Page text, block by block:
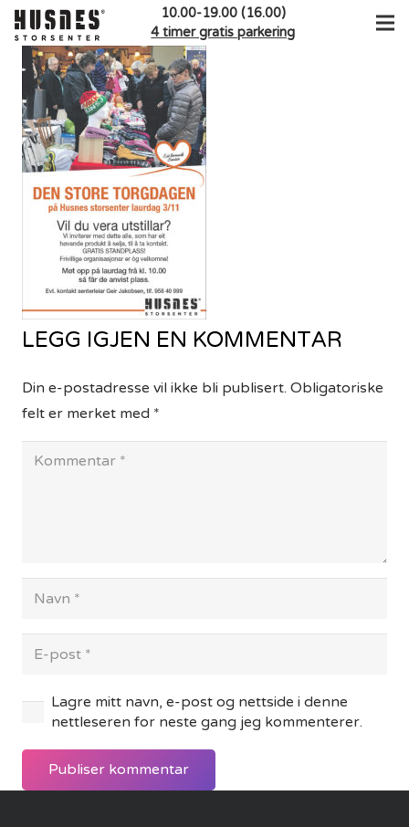
10.00-19.00 (16.00)
4 timer gratis parkering
LEGG IGJEN EN KOMMENTAR
Din e-postadresse vil ikke bli publisert. Obligatoriske
felt er merket med *
Lagre mitt navn, e-post og nettside i denne
nettleseren for neste gang jeg kommenterer.
Publiser kommentar